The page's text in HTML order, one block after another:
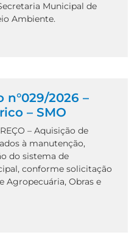
Municipal de
Ambiente.
n°029/2026 –
– SMO
– Aquisição de
à manutenção,
do sistema de
conforme solicitação
Agropecuária, Obras e